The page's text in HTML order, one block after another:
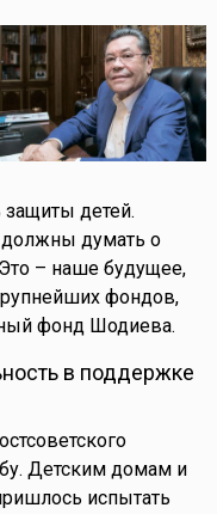
детей.
должны думать о
– наше будущее,
фондов,
фонд Шодиева.
в поддержке
Детским домам и
испытать